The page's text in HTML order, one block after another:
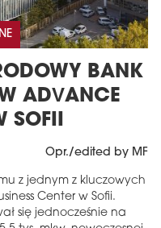
BANK
ADVANCE
SOFII
Opr./edited by MF
z jednym z kluczowych
Center w Sofii.
się jednocześnie na